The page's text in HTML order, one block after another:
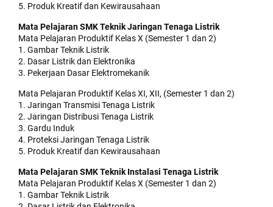
5. Produk Kreatif dan Kewirausahaan
Mata Pelajaran SMK Teknik Jaringan Tenaga Listrik
Mata Pelajaran Produktif Kelas X (Semester 1 dan 2)
1. Gambar Teknik Listrik
2. Dasar Listrik dan Elektronika
3. Pekerjaan Dasar Elektromekanik
Mata Pelajaran Produktif Kelas XI, XII, (Semester 1 dan 2)
1. Jaringan Transmisi Tenaga Listrik
2. Jaringan Distribusi Tenaga Listrik
3. Gardu Induk
4. Proteksi Jaringan Tenaga Listrik
5. Produk Kreatif dan Kewirausahaan
Mata Pelajaran SMK Teknik Instalasi Tenaga Listrik
Mata Pelajaran Produktif Kelas X (Semester 1 dan 2)
1. Gambar Teknik Listrik